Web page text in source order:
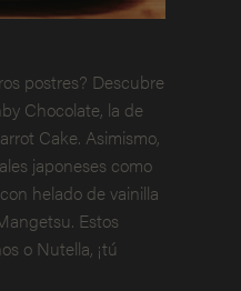
postres? Descubre
Chocolate, la de
Cake. Asimismo,
japoneses como
helado de vainilla
Estos
o Nutella, ¡tú